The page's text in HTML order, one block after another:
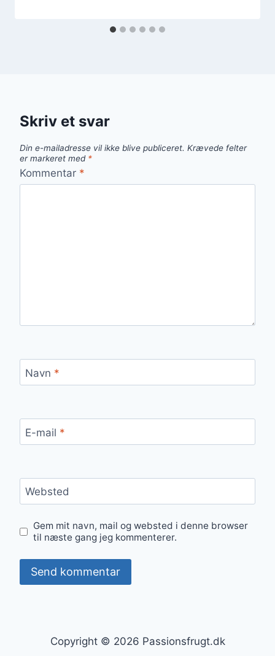
Skriv et svar
Din e-mailadresse vil ikke blive publiceret. Krævede felter
er markeret med *
Kommentar *
Navn *
E-mail *
Websted
Gem mit navn, mail og websted i denne browser
til næste gang jeg kommenterer.
Copyright © 2026 Passionsfrugt.dk